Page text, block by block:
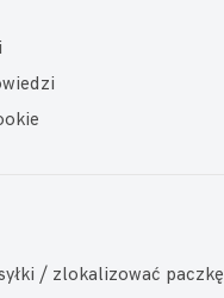
/ zlokalizować paczkę